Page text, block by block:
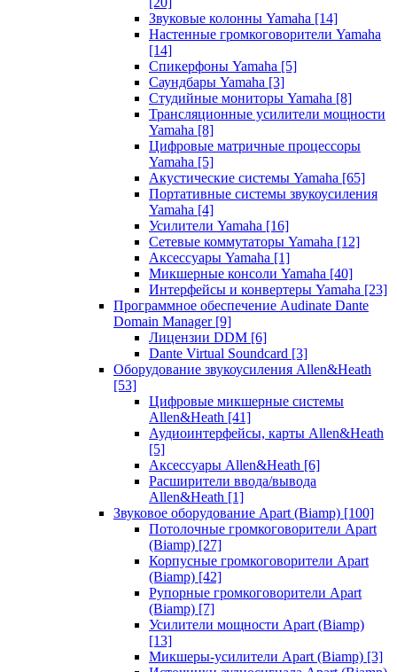
Звуковые колонны Yamaha [14]
Настенные громкоговорители Yamaha
[14]
Спикерфоны Yamaha [5]
Саундбары Yamaha [3]
Студийные мониторы Yamaha [8]
Трансляционные усилители мощности
Yamaha [8]
Цифровые матричные процессоры
Yamaha [5]
Акустические системы Yamaha [65]
Портативные системы звукоусиления
Yamaha [4]
Усилители Yamaha [16]
Сетевые коммутаторы Yamaha [12]
Аксессуары Yamaha [1]
Микшерные консоли Yamaha [40]
Интерфейсы и конвертеры Yamaha [23]
Программное обеспечение Audinate Dante
Domain Manager [9]
Лицензии DDM [6]
Dante Virtual Soundcard [3]
Оборудование звукоусиления Allen&Heath
[53]
Цифровые микшерные системы
Allen&Heath [41]
Аудиоинтерфейсы, карты Allen&Heath
[5]
Аксессуары Allen&Heath [6]
Расширители ввода/вывода
Allen&Heath [1]
Звуковое оборудование Apart (Biamp) [100]
Потолочные громкоговорители Apart
(Biamp) [27]
Корпусные громкоговорители Apart
(Biamp) [42]
Рупорные громкоговорители Apart
(Biamp) [7]
Усилители мощности Apart (Biamp)
[13]
Микшеры-усилители Apart (Biamp) [3]